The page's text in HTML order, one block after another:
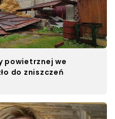
powietrznej we
do zniszczeń